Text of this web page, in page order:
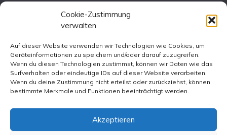
Cookie-Zustimmung
verwalten
Auf dieser Website verwenden wir Technologien wie Cookies, um
Geräteinformationen zu speichern und/oder darauf zuzugreifen.
Wenn du diesen Technologien zustimmst, können wir Daten wie das
Surfverhalten oder eindeutige IDs auf dieser Website verarbeiten.
Wenn du deine Zustimmung nicht erteilst oder zurückziehst, können
bestimmte Merkmale und Funktionen beeinträchtigt werden.
Akzeptieren
Cookie-Richtlinie (EU)
8/7/2026, 9:19:47 PM
Flughafen Leipzig: Drohne entlarvt Europas
Versäumnisse gegen Putin – Die Verbündeten Kiews